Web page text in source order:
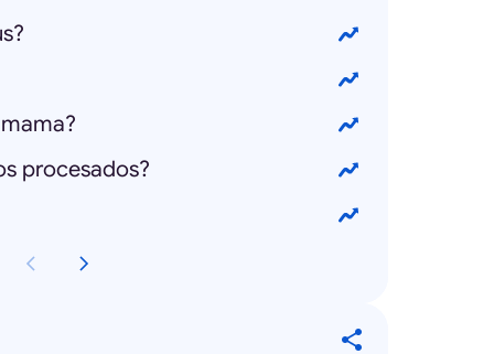
procesados?